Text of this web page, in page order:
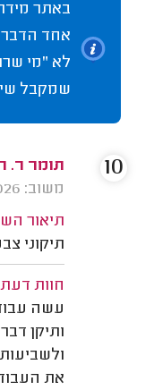
באתר
אחד
לא "מי
שמקבל
תומר ר.
משוב: 02/07/2026
תיאור
תיקוני
חוות
עשה
ותיקן
את
10